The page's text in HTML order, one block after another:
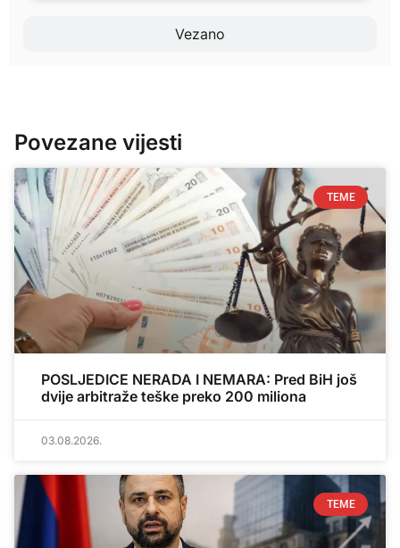
Vezano
Povezane vijesti
TEME
POSLJEDICE NERADA I NEMARA: Pred BiH još
dvije arbitraže teške preko 200 miliona
03.08.2026.
TEME